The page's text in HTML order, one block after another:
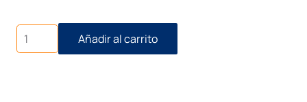
Proceso
Monitorio
Civil
Añadir al carrito